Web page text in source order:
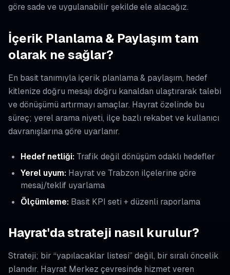
göre sade ve uygulanabilir şekilde ele alacağız.
İçerik Planlama & Paylaşım tam
olarak ne sağlar?
En basit tanımıyla i̇çerik planlama & paylaşım, hedef
kitlenize doğru mesajı doğru kanaldan ulaştırarak talebi
ve dönüşümü artırmayı amaçlar. Hayrat özelinde bu
süreç; yerel arama niyeti, ilçe bazlı rekabet ve kullanıcı
davranışlarına göre uyarlanır.
Hedef netliği: Trafik değil dönüşüm odaklı hedefler
Yerel uyum: Hayrat ve Trabzon ilçelerine göre
mesaj/teklif uyarlama
Ölçümleme: Basit KPI seti + düzenli raporlama
Hayrat'da strateji nasıl kurulur?
Strateji; bir “yapılacaklar listesi” değil, bir sıralı öncelik
planıdır. Hayrat Merkez çevresinde hizmet veren